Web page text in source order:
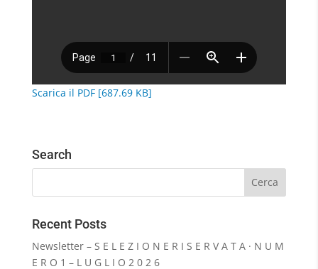
Scarica il PDF [687.69 KB]
Search
Recent Posts
Newsletter – S E L E Z I O N E R I S E R V A T A · N U M
E R O 1 – L U G L I O 2 0 2 6